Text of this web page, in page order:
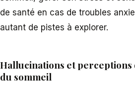
de santé en cas de troubles
autant de pistes à explorer.
Hallucinations et
du sommeil